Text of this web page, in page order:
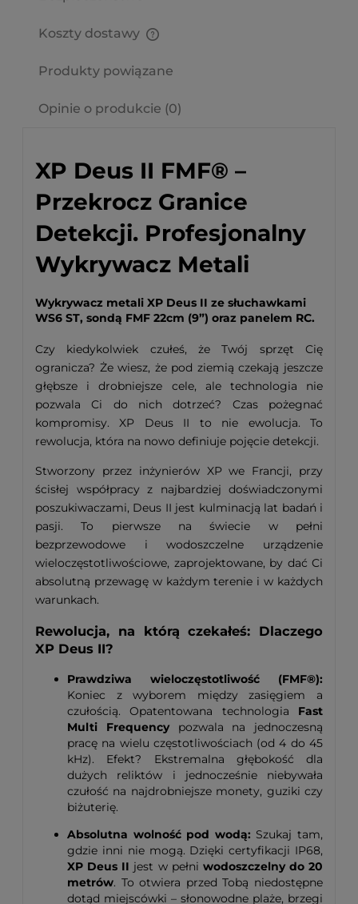
Koszty dostawy
Produkty powiązane
Opinie o produkcie (0)
XP Deus II FMF® –
Przekrocz Granice
Detekcji. Profesjonalny
Wykrywacz Metali
Wykrywacz metali XP Deus II ze słuchawkami
WS6 ST, sondą FMF 22cm (9”) oraz panelem RC.
Czy kiedykolwiek czułeś, że Twój sprzęt Cię
ogranicza? Że wiesz, że pod ziemią czekają jeszcze
głębsze i drobniejsze cele, ale technologia nie
pozwala Ci do nich dotrzeć? Czas pożegnać
kompromisy. XP Deus II to nie ewolucja. To
rewolucja, która na nowo definiuje pojęcie detekcji.
Stworzony przez inżynierów XP we Francji, przy
ścisłej współpracy z najbardziej doświadczonymi
poszukiwaczami, Deus II jest kulminacją lat badań i
pasji. To pierwsze na świecie w pełni
bezprzewodowe i wodoszczelne urządzenie
wieloczęstotliwościowe, zaprojektowane, by dać Ci
absolutną przewagę w każdym terenie i w każdych
warunkach.
Rewolucja, na którą czekałeś: Dlaczego
XP Deus II?
Prawdziwa wieloczęstotliwość (FMF®):
Koniec z wyborem między zasięgiem a
czułością. Opatentowana technologia Fast
Multi Frequencypozwala na jednoczesną
pracę na wielu częstotliwościach (od 4 do 45
kHz). Efekt? Ekstremalna głębokość dla
dużych reliktów i jednocześnie niebywała
czułość na najdrobniejsze monety, guziki czy
biżuterię.
Absolutna wolność pod wodą: Szukaj tam,
gdzie inni nie mogą. Dzięki certyfikacji IP68,
XP Deus II jest w pełni wodoszczelny do 20
metrów. To otwiera przed Tobą niedostępne
dotąd miejscówki – słonowodne plaże, brzegi